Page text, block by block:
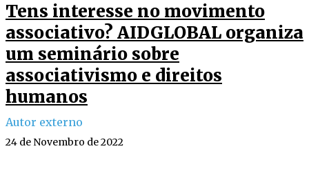
Tens interesse no movimento
associativo? AIDGLOBAL organiza
um seminário sobre
associativismo e direitos
humanos
Autor externo
24 de Novembro de 2022